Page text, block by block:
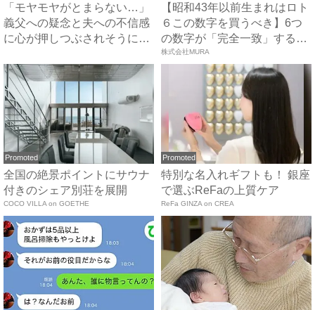
「モヤモヤがとまらない…」
義父への疑念と夫への不信感
に心が押しつぶされそうに…
【昭和43年以前生まれはロト
６この数字を買うべき】6つ
の数字が「完全一致」する
方...
株式会社MURA
Promoted
全国の絶景ポイントにサウナ
付きのシェア別荘を展開
COCO VILLA on GOETHE
Promoted
特別な名入れギフトも！ 銀座
で選ぶReFaの上質ケア
ReFa GINZA on CREA